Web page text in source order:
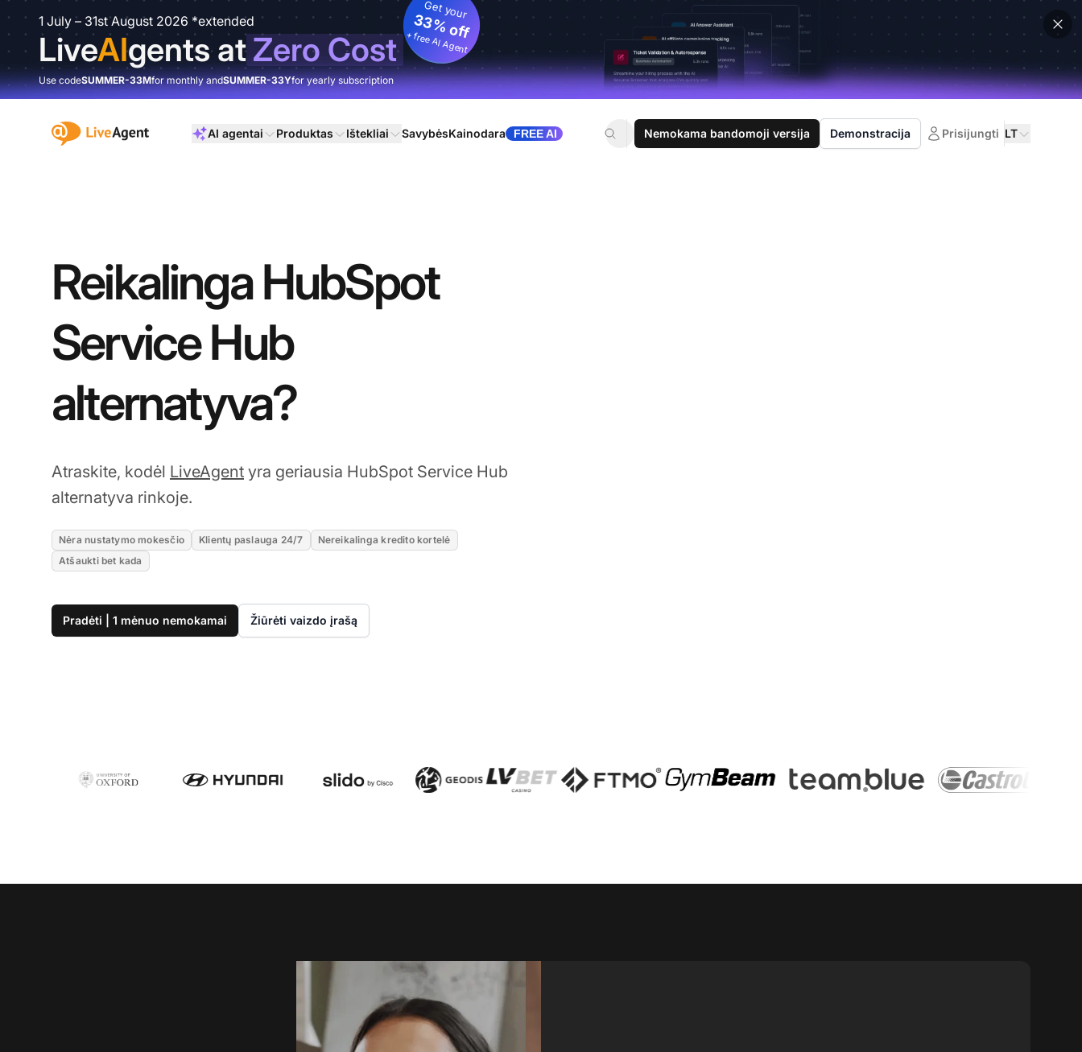
1 July – 31st August 2026 *extended
LiveAIgents atZero Cost
Get your
33% off
+ free AI Agent
Use codeSUMMER-33Mfor monthly andSUMMER-33Yfor yearly subscription
:site.title AI agentai Produktas Ištekliai SavybėsKainodara FREE AI Nemokama bandomoji versija Demonstracija Prisijungti LT
Reikalinga HubSpot
Service Hub
alternatyva?
Atraskite, kodėl LiveAgent yra geriausia HubSpot Service Hub
alternatyva rinkoje.
Nėra nustatymo mokesčio Klientų paslauga 24/7
Nereikalinga kredito kortelė
Atšaukti bet kada
Pradėti | 1 mėnuo nemokamai Žiūrėti vaizdo įrašą